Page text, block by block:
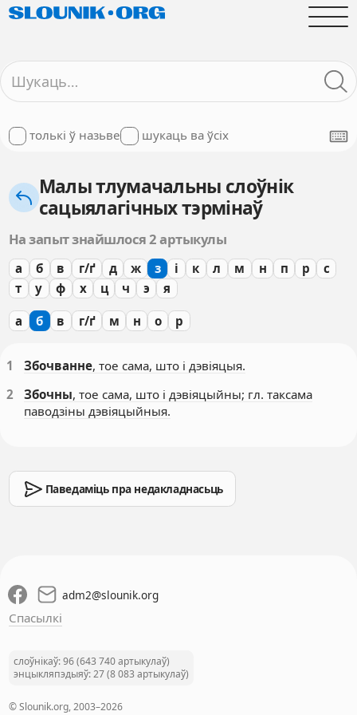
толькі ў назьве шукаць ва ўсіх
Малы тлумачальны слоўнік
сацыялагічных тэрмінаў
На запыт знайшлося 2 артыкулы
а б в г/ґ д ж з і к л м н п р
с
т
у ф х ц ч э я
а б в г/ґ м н о р
1 Збочванне, тое сама, што і дэвіяцыя.
2
Збочны, тое сама, што і дэвіяцыйны; гл. таксама
паводзіны дэвіяцыйныя.
Паведаміць пра недакладнасьць
adm2@slounik.org
Спасылкі
слоўнікаў: 96 (643 740 артыкулаў)
энцыкляпэдыяў: 27 (8 083 артыкулаў)
© Slounik.org, 2003–2026